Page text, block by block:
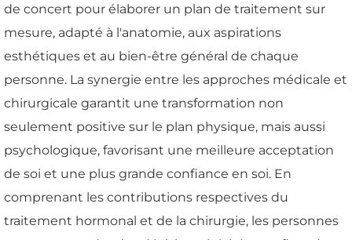
de concert pour élaborer un plan de traitement sur
mesure, adapté à l'anatomie, aux aspirations
esthétiques et au bien-être général de chaque
personne. La synergie entre les approches médicale et
chirurgicale garantit une transformation non
seulement positive sur le plan physique, mais aussi
psychologique, favorisant une meilleure acceptation
de soi et une plus grande confiance en soi. En
comprenant les contributions respectives du
traitement hormonal et de la chirurgie, les personnes